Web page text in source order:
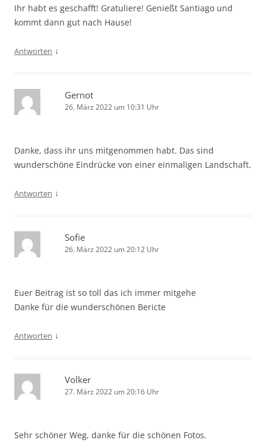
Ihr habt es geschafft! Gratuliere! Genießt Santiago und
kommt dann gut nach Hause!
Antworten ↓
Gernot
26. März 2022 um 10:31 Uhr
Danke, dass ihr uns mitgenommen habt. Das sind
wunderschöne Eindrücke von einer einmaligen Landschaft.
Antworten ↓
Sofie
26. März 2022 um 20:12 Uhr
Euer Beitrag ist so toll das ich immer mitgehe
Danke für die wunderschönen Bericte
Antworten ↓
Volker
27. März 2022 um 20:16 Uhr
Sehr schöner Weg, danke für die schönen Fotos.